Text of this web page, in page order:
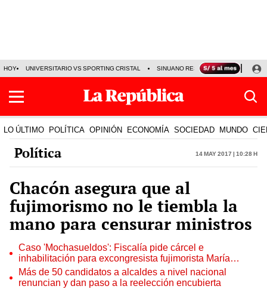
HOY UNIVERSITARIO VS SPORTING CRISTAL SINUANO RESULTADOS HOY
LO ÚLTIMO POLÍTICA OPINIÓN ECONOMÍA SOCIEDAD MUNDO
Política 14 May 2017 | 10:28 h
Chacón asegura que al
fujimorismo no le tiembla la
mano para censurar ministros
Caso 'Mochasueldos': Fiscalía pide cárcel e
inhabilitación para excongresista fujimorista María
Cordero Jon Tay
Más de 50 candidatos a alcaldes a nivel nacional
renuncian y dan paso a la reelección encubierta